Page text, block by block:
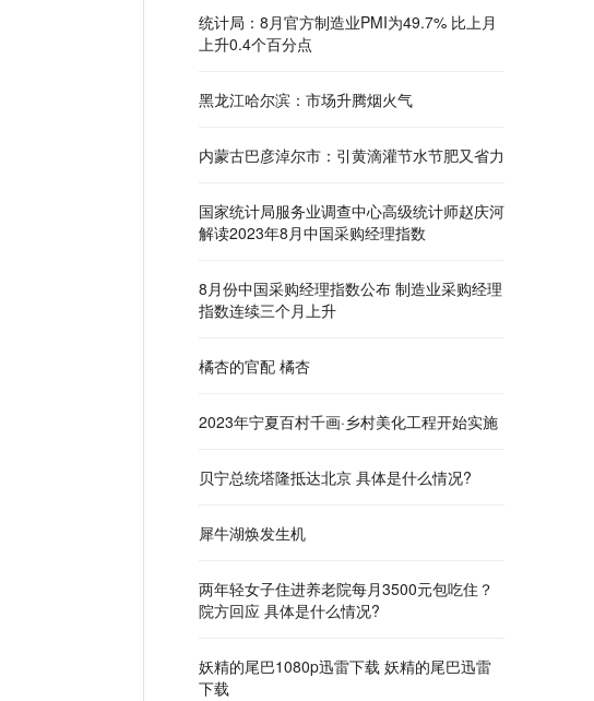
统计局：8月官方制造业PMI为49.7% 比上月
上升0.4个百分点
黑龙江哈尔滨：市场升腾烟火气
内蒙古巴彦淖尔市：引黄滴灌节水节肥又省力
国家统计局服务业调查中心高级统计师赵庆河
解读2023年8月中国采购经理指数
8月份中国采购经理指数公布 制造业采购经理
指数连续三个月上升
橘杏的官配 橘杏
2023年宁夏百村千画·乡村美化工程开始实施
贝宁总统塔隆抵达北京 具体是什么情况?
犀牛湖焕发生机
两年轻女子住进养老院每月3500元包吃住？
院方回应 具体是什么情况?
妖精的尾巴1080p迅雷下载 妖精的尾巴迅雷
下载